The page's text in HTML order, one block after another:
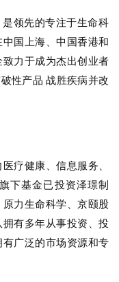
领先的专注于生命科
国上海、中国香港和
力于成为杰出创业者
性产品 战胜疾病并改
疗健康、信息服务、
下基金已投资泽璟制
力生命科学、京颐股
有多年从事投资、投
广泛的市场资源和专